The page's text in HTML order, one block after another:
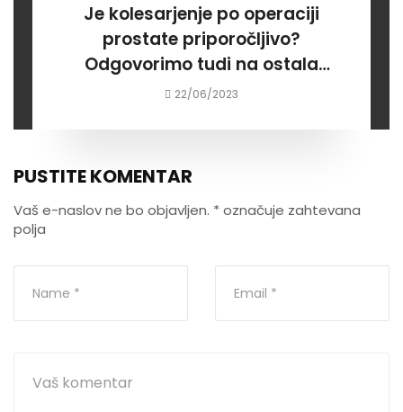
Je kolesarjenje po operaciji
prostate priporočljivo?
Odgovorimo tudi na ostala
vprašanja, povezana s
22/06/2023
PUSTITE KOMENTAR
Vaš e-naslov ne bo objavljen. * označuje zahtevana
polja